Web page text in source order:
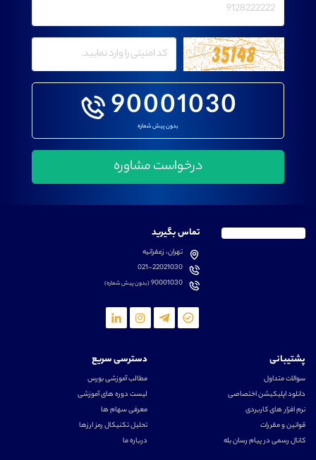
90001030
بدون پیش شماره
تماس بگیرید
تهران، زعفرانیه
021-22021030
90001030(بدون پیش شماره)
پشتیبانی
سوالات متداول
دانلود اپلیکیشن اختصاصی
نرم افزار های کاربردی
قوانین و مقررات
کانال رسمی در پیام رسان بله
دسترسی سریع
مطالب آموزشی بورس
لیست دوره های آموزشی
معرفی سهام ها
تحلیل تکنیکال رمز ارزها
درباره ما